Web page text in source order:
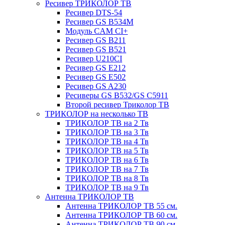
Ресивер ТРИКОЛОР ТВ
Ресивер DTS-54
Ресивер GS B534M
Модуль CAM CI+
Ресивер GS B211
Ресивер GS B521
Ресивер U210CI
Ресивер GS E212
Ресивер GS E502
Ресивер GS A230
Ресиверы GS B532/GS C5911
Второй ресивер Триколор ТВ
ТРИКОЛОР на несколько ТВ
ТРИКОЛОР ТВ на 2 Тв
ТРИКОЛОР ТВ на 3 Тв
ТРИКОЛОР ТВ на 4 Тв
ТРИКОЛОР ТВ на 5 Тв
ТРИКОЛОР ТВ на 6 Тв
ТРИКОЛОР ТВ на 7 Тв
ТРИКОЛОР ТВ на 8 Тв
ТРИКОЛОР ТВ на 9 Тв
Антенна ТРИКОЛОР ТВ
Антенна ТРИКОЛОР ТВ 55 см.
Антенна ТРИКОЛОР ТВ 60 см.